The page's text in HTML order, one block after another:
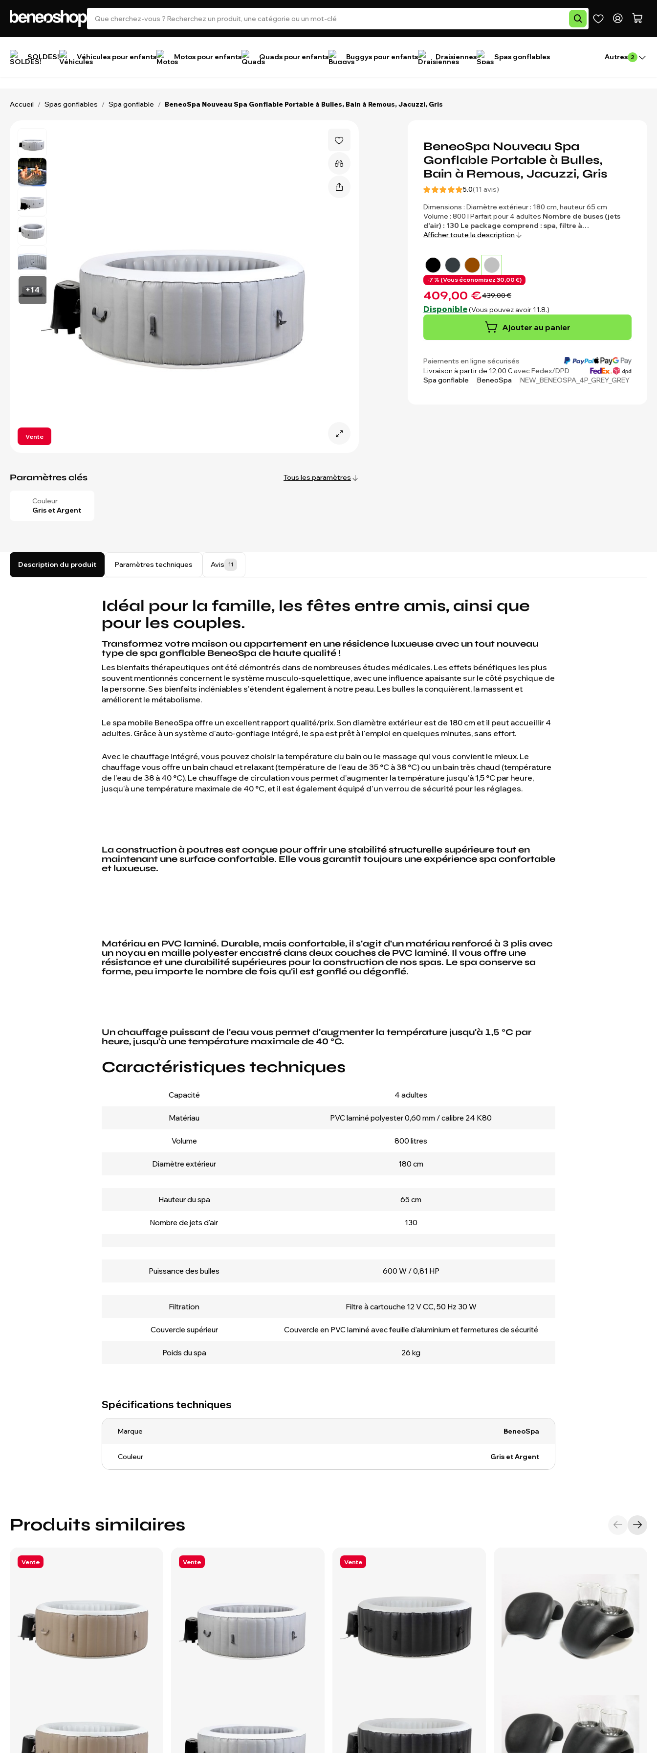
SOLDES! Véhicules pour enfants Motos pour enfants Quads pour enfants Buggys pour enfants Draisiennes Spas gonflables Autres 2
Accueil / Spas gonflables / Spa gonflable / BeneoSpa Nouveau Spa Gonflable Portable à Bulles, Bain à Remous, Jacuzzi, Gris
Vente
+14
Paramètres clés Tous les paramètres
Couleur
Gris et Argent
BeneoSpa Nouveau Spa
Gonflable Portable à Bulles,
Bain à Remous, Jacuzzi, Gris
5.0(11 avis)
Dimensions : Diamètre extérieur : 180 cm, hauteur 65 cm
Volume : 800 l Parfait pour 4 adultes Nombre de buses (jets
d'air) : 130 Le package comprend : spa, filtre à…
Afficher toute la description
-7 % (Vous économisez 30,00 €)
409,00 €439,00 €
Disponible(Vous pouvez avoir 11.8.)
Ajouter au panier
Paiements en ligne sécurisés
Livraison à partir de 12,00 €avec Fedex/DPD
Spa gonflable
BeneoSpa NEW_BENEOSPA_4P_GREY_GREY
Description du produit Paramètres techniques Avis 11
Idéal pour la famille, les fêtes entre amis, ainsi que
pour les couples.
Transformez votre maison ou appartement en une résidence luxueuse avec un tout nouveau
type de spa gonflable BeneoSpa de haute qualité !
Les bienfaits thérapeutiques ont été démontrés dans de nombreuses études médicales. Les effets bénéfiques les plus
souvent mentionnés concernent le système musculo-squelettique, avec une influence apaisante sur le côté psychique de
la personne. Ses bienfaits indéniables s'étendent également à notre peau. Les bulles la conquièrent, la massent et
améliorent le métabolisme.
Le spa mobile BeneoSpa offre un excellent rapport qualité/prix. Son diamètre extérieur est de 180 cm et il peut accueillir 4
adultes. Grâce à un système d'auto-gonflage intégré, le spa est prêt à l'emploi en quelques minutes, sans effort.
Avec le chauffage intégré, vous pouvez choisir la température du bain ou le massage qui vous convient le mieux. Le
chauffage vous offre un bain chaud et relaxant (température de l'eau de 35 °C à 38 °C) ou un bain très chaud (température
de l'eau de 38 à 40 °C). Le chauffage de circulation vous permet d'augmenter la température jusqu'à 1,5 °C par heure,
jusqu'à une température maximale de 40 °C, et il est également équipé d'un verrou de sécurité pour les réglages.
La construction à poutres est conçue pour offrir une stabilité structurelle supérieure tout en
maintenant une surface confortable. Elle vous garantit toujours une expérience spa confortable
et luxueuse.
Matériau en PVC laminé. Durable, mais confortable, il s'agit d'un matériau renforcé à 3 plis avec
un noyau en maille polyester encastré dans deux couches de PVC laminé. Il vous offre une
résistance et une durabilité supérieures pour la construction de nos spas. Le spa conserve sa
forme, peu importe le nombre de fois qu'il est gonflé ou dégonflé.
Un chauffage puissant de l'eau vous permet d'augmenter la température jusqu'à 1,5 °C par
heure, jusqu'à une température maximale de 40 °C.
Caractéristiques techniques
Capacité 4 adultes
Matériau PVC laminé polyester 0,60 mm / calibre 24 K80
Volume 800 litres
Diamètre extérieur 180 cm
Hauteur du spa 65 cm
Nombre de jets d'air 130
Puissance des bulles 600 W / 0,81 HP
Filtration Filtre à cartouche 12 V CC, 50 Hz 30 W
Couvercle supérieur Couvercle en PVC laminé avec feuille d'aluminium et fermetures de sécurité
Poids du spa 26 kg
Spécifications techniques
Marque BeneoSpa
Couleur Gris et Argent
Produits similaires
Vente Vente Vente